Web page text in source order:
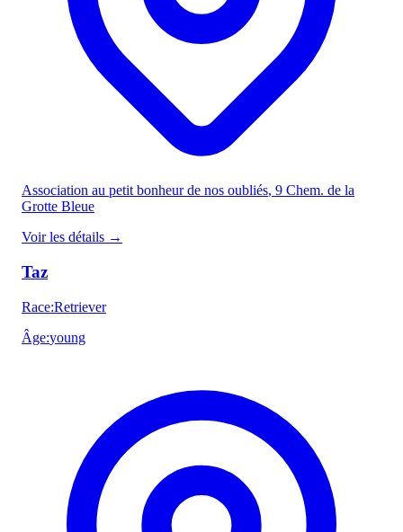
Association au petit bonheur de nos oubliés, 9 Chem. de la
Grotte Bleue
Voir les détails →
Taz
Race:Retriever
Âge:young